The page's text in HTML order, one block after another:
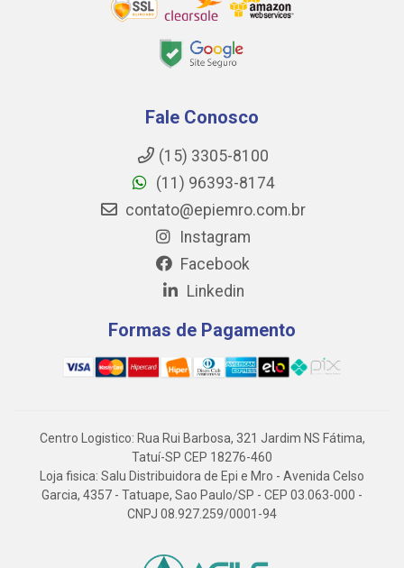
Fale Conosco
(15) 3305-8100
(11) 96393-8174
contato@epiemro.com.br
Instagram
Facebook
Linkedin
Formas de Pagamento
Centro Logistico: Rua Rui Barbosa, 321 Jardim NS Fátima,
Tatuí-SP CEP 18276-460
Loja fisica: Salu Distribuidora de Epi e Mro - Avenida Celso
Garcia, 4357 - Tatuape, Sao Paulo/SP - CEP 03.063-000 -
CNPJ 08.927.259/0001-94